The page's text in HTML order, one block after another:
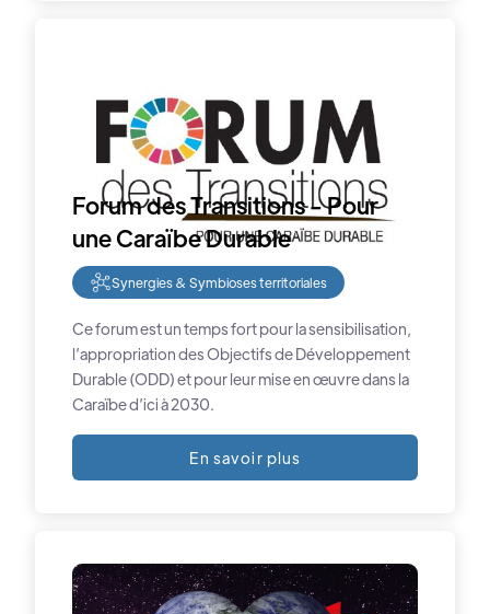
Forum des Transitions - Pour
une Caraïbe Durable
Synergies & Symbioses territoriales
Ce forum est un temps fort pour la sensibilisation,
l’appropriation des Objectifs de Développement
Durable (ODD) et pour leur mise en œuvre dans la
Caraïbe d’ici à 2030.
En savoir plus